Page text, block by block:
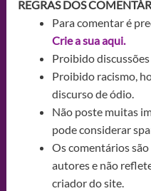
REGRAS DOS
Para comentar é
Crie a sua aqui.
Proibido
Proibido racismo,
discurso de ódio.
Não poste muitas
pode considerar
Os comentários
autores e não
criador do site.